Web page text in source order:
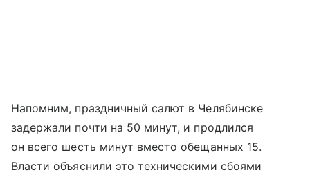
Напомним, праздничный салют в Челябинске
задержали почти на 50 минут, и продлился
он всего шесть минут вместо обещанных 15.
Власти объяснили это техническими сбоями